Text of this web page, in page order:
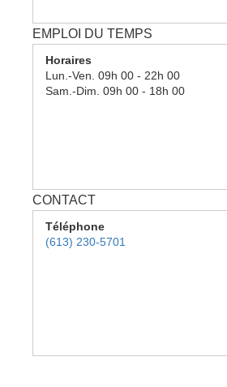
EMPLOI DU TEMPS
Horaires
Lun.-Ven. 09h 00 - 22h 00
Sam.- Dim. 09h 00 - 18h 00
CONTACT
Téléphone
(613) 230-5701